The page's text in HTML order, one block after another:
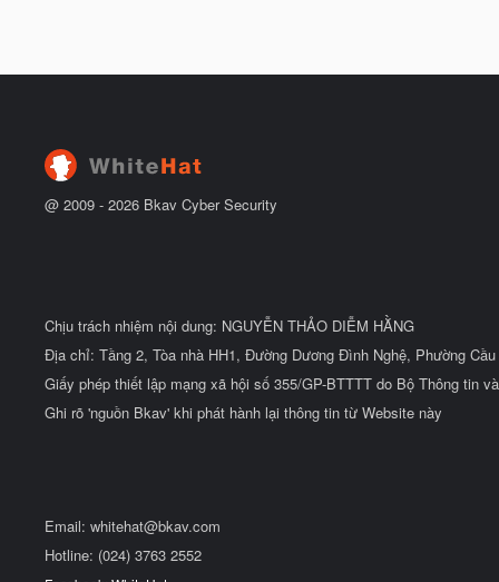
@ 2009 - 2026 Bkav Cyber Security
Chịu trách nhiệm nội dung: NGUYỄN THẢO DIỄM HẰNG
Địa chỉ: Tầng 2, Tòa nhà HH1, Đường Dương Đình Nghệ, Phường
Giấy phép thiết lập mạng xã hội số 355/GP-BTTTT do Bộ Thông tin
Ghi rõ 'nguồn Bkav' khi phát hành lại thông tin từ Website này
Email: whitehat@bkav.com
Hotline: (024) 3763 2552